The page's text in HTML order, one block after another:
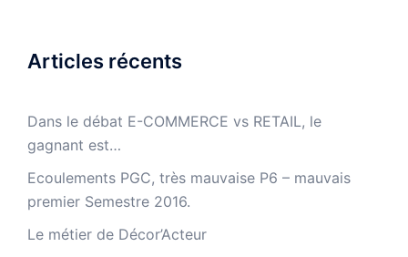
Articles récents
Dans le débat E-COMMERCE vs RETAIL, le
gagnant est…
Ecoulements PGC, très mauvaise P6 – mauvais
premier Semestre 2016.
Le métier de Décor’Acteur